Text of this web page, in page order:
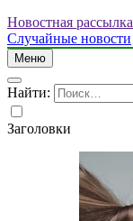
Новостная рассылка
Случайные новости
Меню
Найти:
Заголовки